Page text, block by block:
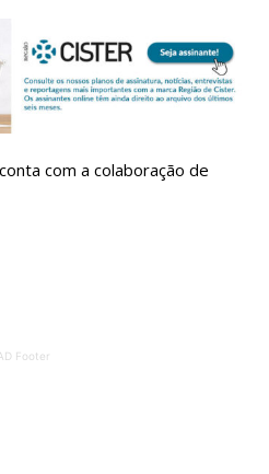
com a colaboração de
Footer